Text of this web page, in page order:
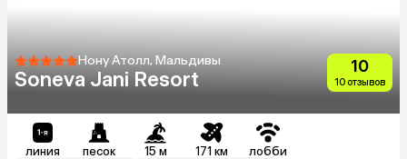
Нону Атолл, Мальдивы
Soneva Jani Resort
10
10 отзывов
линия песок 15 м 171 км лобби